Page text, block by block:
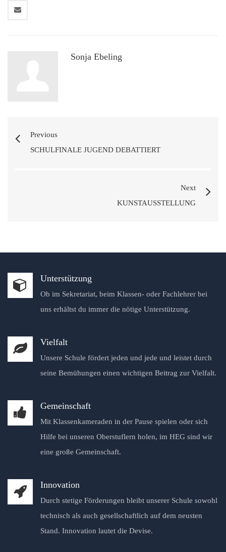
Sonja Ebeling
Previous
SCHULFINALE JUGEND DEBATTIERT
Next
KUNSTAUSSTELLUNG
Unterstützung
Ob im Sekretariat, beim Klassen- oder Fachlehrer bei
uns erhältst du immer die nötige Unterstützung.
Vielfalt
Unsere Schule fördert jeden und jede und leistet durch
seine Bemühungen einen wichtigen Beitrag zur Vielfalt.
Gemeinschaft
Mit Klassenkameraden in der Pause spielen oder sich
Hilfe bei unseren Oberstuflern holen, im HEG sind wir
eine große Gemeinschaft.
Innovation
Durch stetige Förderungen bleibt unserer Schule sowohl
technisch als auch gesellschaftlich auf dem neusten
Stand. Innovation lautet die Devise.